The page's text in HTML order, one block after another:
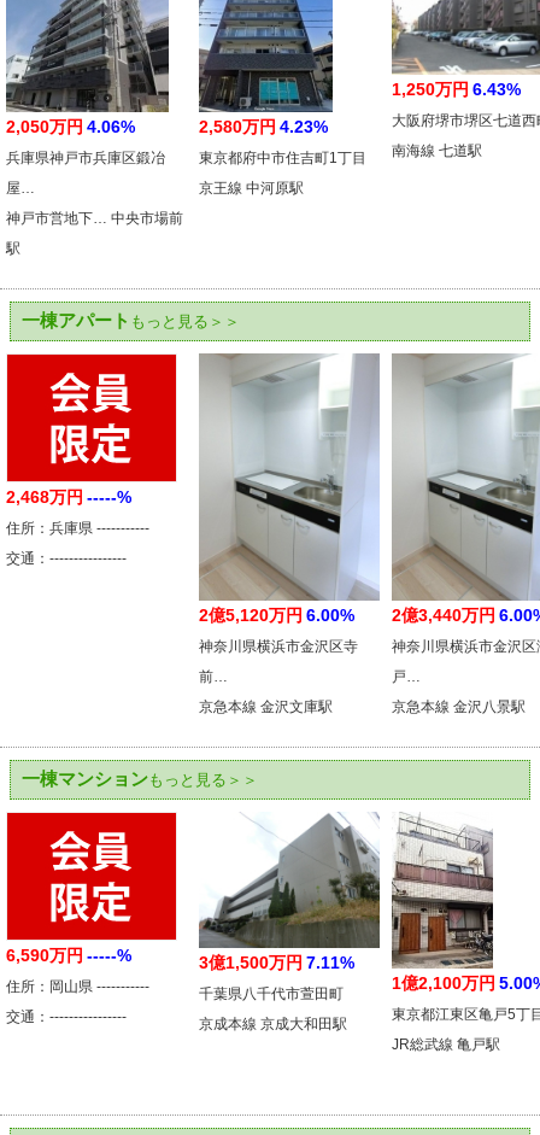
2,050万円 4.06%
兵庫県神戸市兵庫区鍛冶
屋…
神戸市営地下… 中央市場前
駅
2,580万円 4.23%
東京都府中市住吉町1丁目
京王線 中河原駅
1,250万円 6.43%
大阪府堺市堺区七道西
南海線 七道駅
一棟アパート もっと見る＞＞
2,468万円 -----%
住所：兵庫県 -----------
交通：----------------
2億5,120万円 6.00%
神奈川県横浜市金沢区寺
前…
京急本線 金沢文庫駅
2億3,440万円
神奈川県横浜市金沢区
戸…
京急本線 金沢八景駅
一棟マンションもっと見る＞＞
6,590万円 -----%
住所：岡山県 -----------
交通：----------------
3億1,500万円 7.11%
千葉県八千代市萱田町
京成本線 京成大和田駅
1億2,100万円
東京都江東区亀戸5丁
JR総武線 亀戸駅